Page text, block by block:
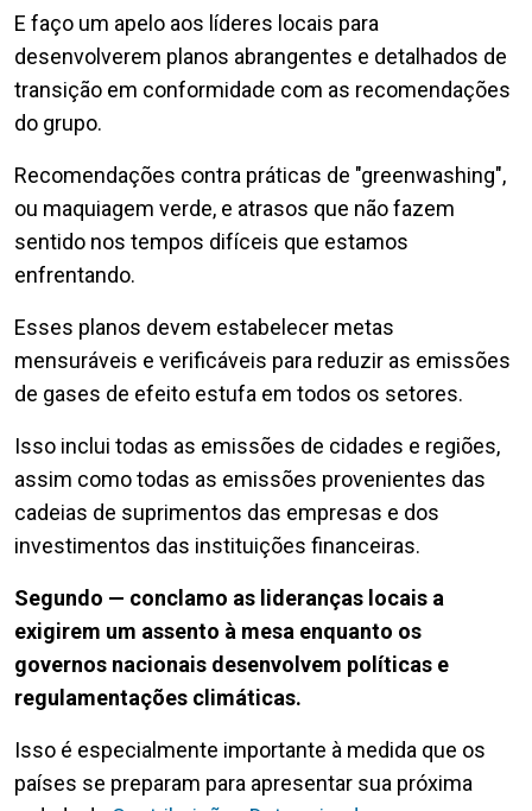
E faço um apelo aos líderes locais para
desenvolverem planos abrangentes e detalhados de
transição em conformidade com as recomendações
do grupo.
Recomendações contra práticas de "greenwashing",
ou maquiagem verde, e atrasos que não fazem
sentido nos tempos difíceis que estamos
enfrentando.
Esses planos devem estabelecer metas
mensuráveis e verificáveis para reduzir as emissões
de gases de efeito estufa em todos os setores.
Isso inclui todas as emissões de cidades e regiões,
assim como todas as emissões provenientes das
cadeias de suprimentos das empresas e dos
investimentos das instituições financeiras.
Segundo — conclamo as lideranças locais a
exigirem um assento à mesa enquanto os
governos nacionais desenvolvem políticas e
regulamentações climáticas.
Isso é especialmente importante à medida que os
países se preparam para apresentar sua próxima